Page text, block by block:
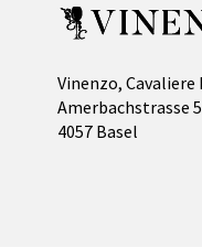
Vinenzo, Cavaliere
Amerbachstrasse
4057 Basel